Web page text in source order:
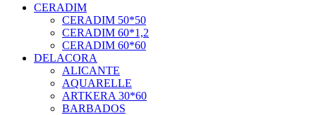
CERADIM
CERADIM 50*50
CERADIM 60*1,2
CERADIM 60*60
DELACORA
ALICANTE
AQUARELLE
ARTKERA 30*60
BARBADOS